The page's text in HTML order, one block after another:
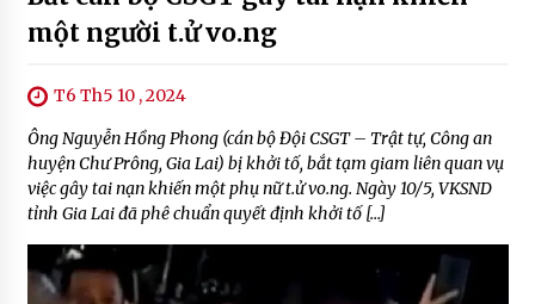
một người t.ử vo.ng
T6 Th5 10 , 2024
Ông Nguyễn Hồng Phong (cán bộ Đội CSGT – Trật tự, Công an
huyện Chư Prông, Gia Lai) bị khởi tố, bắt tạm giam liên quan vụ
việc gây tai nạn khiến một phụ nữ t.ử vo.ng. Ngày 10/5, VKSND
tỉnh Gia Lai đã phê chuẩn quyết định khởi tố […]